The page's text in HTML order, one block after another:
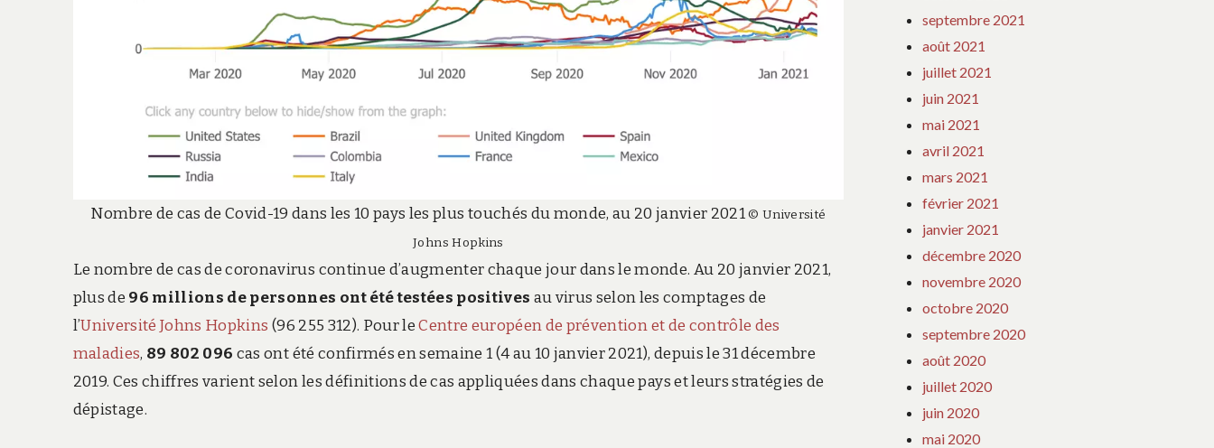
Nombre de cas de Covid-19 dans les 10 pays les plus touchés du monde, au 20 janvier 2021© Université
Johns Hopkins
Le nombre de cas de coronavirus continue d’augmenter chaque jour dans le monde. Au 20 janvier 2021,
plus de 96 millions de personnes ont été testées positives au virus selon les comptages de
l’Université Johns Hopkins (96 255 312). Pour leCentre européen de prévention et de contrôle des
maladies, 89 802 096 cas ont été confirmés en semaine 1 (4 au 10 janvier 2021), depuis le 31 décembre
2019. Ces chiffres varient selon les définitions de cas appliquées dans chaque pays et leurs stratégies de
dépistage.
septembre 2021
août 2021
juillet 2021
juin 2021
mai 2021
avril 2021
mars 2021
février 2021
janvier 2021
décembre 2020
novembre 2020
octobre 2020
septembre 2020
août 2020
juillet 2020
juin 2020
mai 2020